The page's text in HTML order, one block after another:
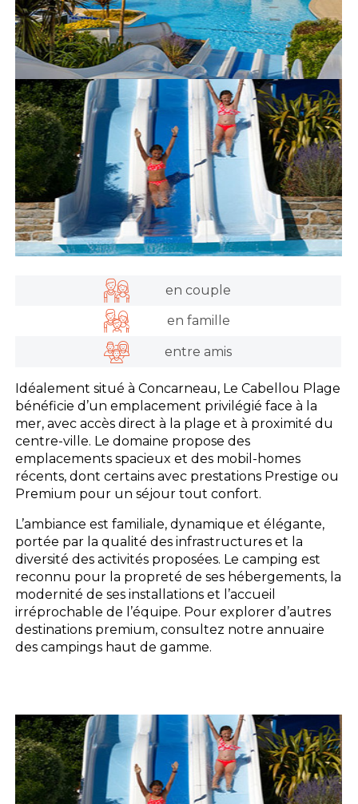
en couple
en famille
entre amis
Idéalement situé à Concarneau, Le Cabellou Plage
bénéficie d’un emplacement privilégié face à la
mer, avec accès direct à la plage et à proximité du
centre-ville. Le domaine propose des
emplacements spacieux et des mobil-homes
récents, dont certains avec prestations Prestige ou
Premium pour un séjour tout confort.
L’ambiance est familiale, dynamique et élégante,
portée par la qualité des infrastructures et la
diversité des activités proposées. Le camping est
reconnu pour la propreté de ses hébergements, la
modernité de ses installations et l’accueil
irréprochable de l’équipe. Pour explorer d’autres
destinations premium, consultez notre annuaire
des campings haut de gamme.